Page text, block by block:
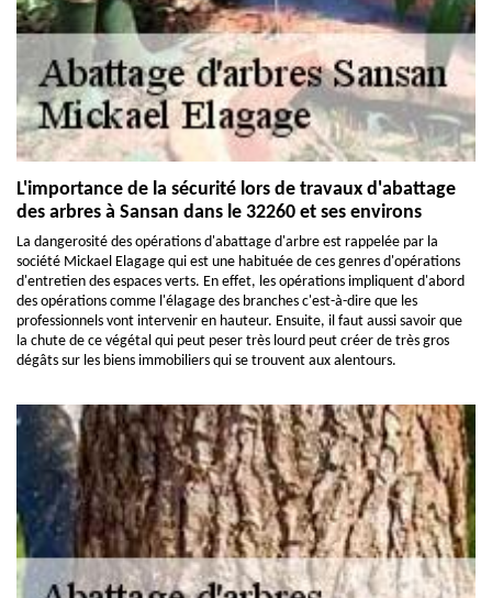
L'importance de la sécurité lors de travaux d'abattage
des arbres à Sansan dans le 32260 et ses environs
La dangerosité des opérations d'abattage d'arbre est rappelée par la
société Mickael Elagage qui est une habituée de ces genres d'opérations
d'entretien des espaces verts. En effet, les opérations impliquent d'abord
des opérations comme l'élagage des branches c'est-à-dire que les
professionnels vont intervenir en hauteur. Ensuite, il faut aussi savoir que
la chute de ce végétal qui peut peser très lourd peut créer de très gros
dégâts sur les biens immobiliers qui se trouvent aux alentours.